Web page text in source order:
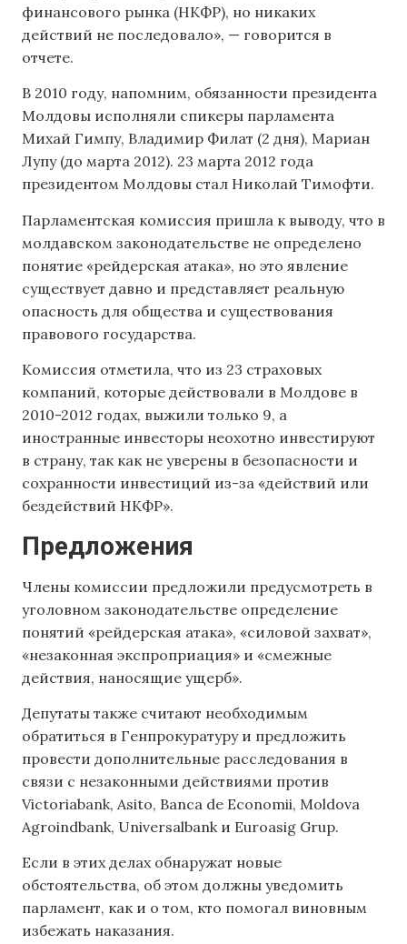
финансового рынка (НКФР), но никаких
действий не последовало», — говорится в
отчете.
В 2010 году, напомним, обязанности президента
Молдовы исполняли спикеры парламента
Михай Гимпу, Владимир Филат (2 дня), Мариан
Лупу (до марта 2012). 23 марта 2012 года
президентом Молдовы стал Николай Тимофти.
Парламентская комиссия пришла к выводу, что в
молдавском законодательстве не определено
понятие «рейдерская атака», но это явление
существует давно и представляет реальную
опасность для общества и существования
правового государства.
Комиссия отметила, что из 23 страховых
компаний, которые действовали в Молдове в
2010-2012 годах, выжили только 9, а
иностранные инвесторы неохотно инвестируют
в страну, так как не уверены в безопасности и
сохранности инвестиций из-за «действий или
бездействий НКФР».
Предложения
Члены комиссии предложили предусмотреть в
уголовном законодательстве определение
понятий «рейдерская атака», «силовой захват»,
«незаконная экспроприация» и «смежные
действия, наносящие ущерб».
Депутаты также считают необходимым
обратиться в Генпрокуратуру и предложить
провести дополнительные расследования в
связи с незаконными действиями против
Victoriabank, Asitо, Banca de Economii, Moldova
Agroindbank, Universalbank и Euroasig Grup.
Если в этих делах обнаружат новые
обстоятельства, об этом должны уведомить
парламент, как и о том, кто помогал виновным
избежать наказания.